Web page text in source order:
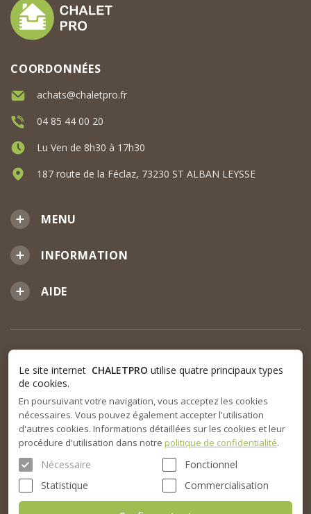
MENU
INFORMATION
AIDE
COORDONNÉES
achats@chaletpro.fr
04 85 44 00 20
Lu Ven de 8h30 à 17h30
187 route de la Féclaz, 73230 ST ALBAN LEYSSE
Le site internet CHALETPRO utilise quatre principaux types
de cookies.
En poursuivant votre navigation, vous acceptez les cookies
nécessaires. Vous pouvez également accepter l'utilisation
d'autres cookies. Informations détaillées sur les cookies et leur
procédure d'utilisation dans notre politique de confidentialité.
Nécessaire
Fonctionnel
Statistique
Commercialisation